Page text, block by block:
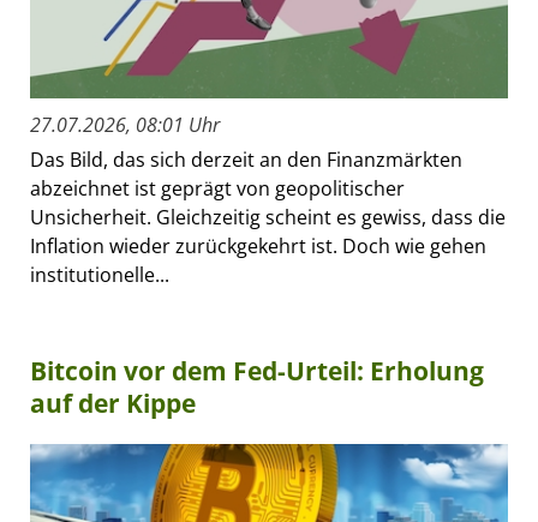
27.07.2026, 08:01 Uhr
Das Bild, das sich derzeit an den Finanzmärkten
abzeichnet ist geprägt von geopolitischer
Unsicherheit. Gleichzeitig scheint es gewiss, dass die
Inflation wieder zurückgekehrt ist. Doch wie gehen
institutionelle...
Bitcoin vor dem Fed-Urteil: Erholung
auf der Kippe